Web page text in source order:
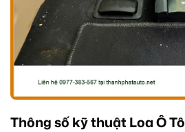
Thông số kỹ thuật Loa Ô Tô